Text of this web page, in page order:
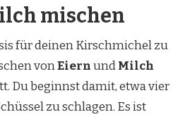
mischen
für deinen Kirschmichel zu
vonEiernundMilch
Du beginnst damit, etwa vier
zu schlagen. Es ist